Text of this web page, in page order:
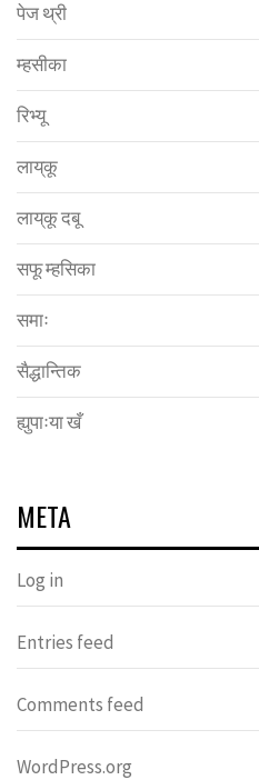
पेज थ्री
म्हसीका
रिभ्यू
लाय्‌कू
लाय्‌कू दबू
सफू म्हसिका
समाः
सैद्धान्तिक
ह्युपाःया खँ
META
Log in
Entries feed
Comments feed
WordPress.org